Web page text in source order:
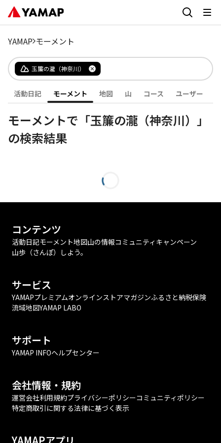
YAMAP モーメント
玉簾の瀧（神奈川）
活動日記 モーメント 地図 山 コース ユーザー
モーメントで「玉簾の瀧（神奈川）」
の検索結果
コンテンツ
活動日記モーメント地図山の情報コミュニティ キャンペーン
山歩（さんぽ）しよう。
サービス
YAMAPプレミアムオンラインストアマガジンふるさと納税保険
流域地図YAMAP LABO
サポート
YAMAP INFOヘルプセンター
会社情報・規約
運営会社利用規約プライバシーポリシーコミュニティポリシー
特定商取引に関する法律に基づく表示